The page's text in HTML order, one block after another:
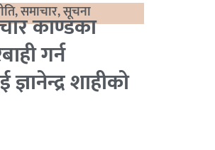
,समाचार,सूचना
काण्डका
गर्न
ज्ञानेन्द्र शाहीको